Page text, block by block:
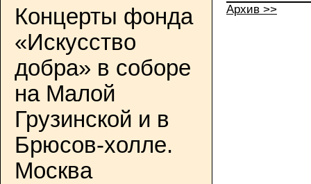
Концерты фонда
«Искусство
добра» в соборе
на Малой
Грузинской и в
Брюсов-холле.
Москва
Архив >>